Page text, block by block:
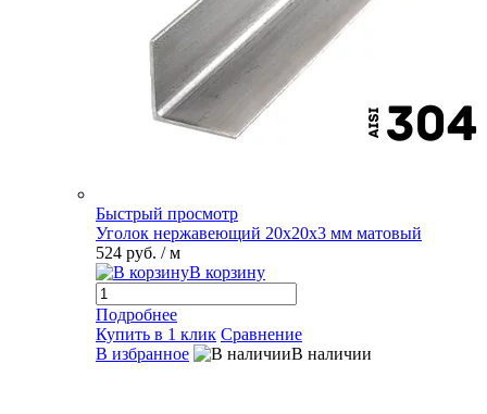
Быстрый просмотр
Уголок нержавеющий 20х20х3 мм матовый
524 руб. / м
В корзину
Подробнее
Купить в 1 клик Сравнение
В избранное
В наличии